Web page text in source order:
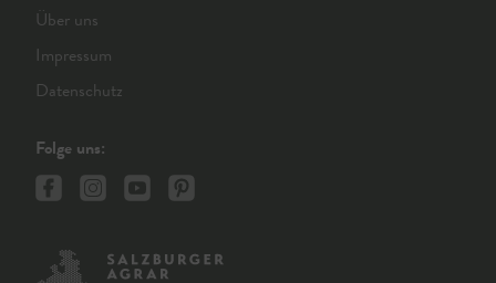
Über uns
Impressum
Datenschutz
Folge uns: